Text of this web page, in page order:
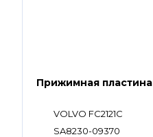
Прижимная пластина
VOLVO FC2121C
SA8230-09370